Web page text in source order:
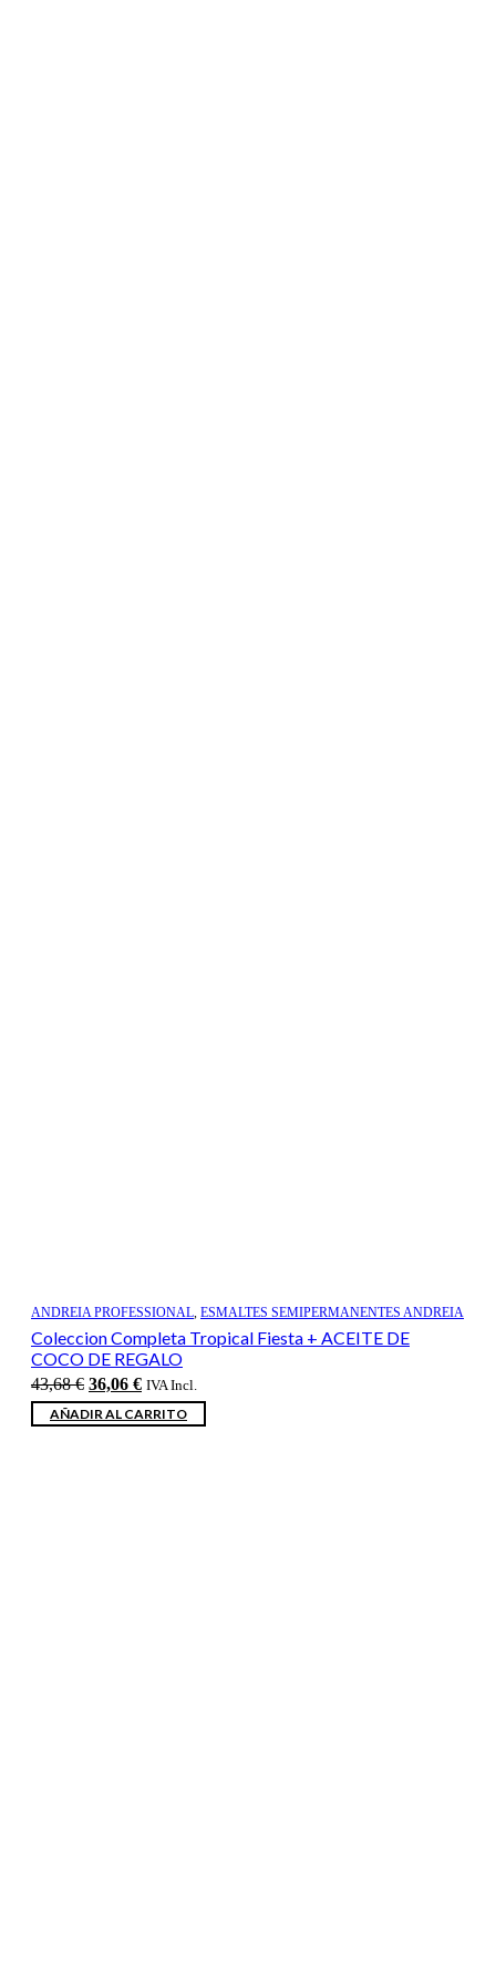
ANDREIA PROFESSIONAL, ESMALTES SEMIPERMANENTES ANDREIA
Coleccion Completa Tropical Fiesta + ACEITE DE
COCO DE REGALO
43,68€ El
precio
original
36,06 €El
precio
actual
IVA Incl.
AÑADIR AL CARRITO